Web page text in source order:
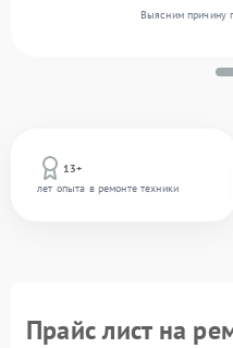
13+
лет опыта в ремонте техники
Выясним причину
Прайс лист на